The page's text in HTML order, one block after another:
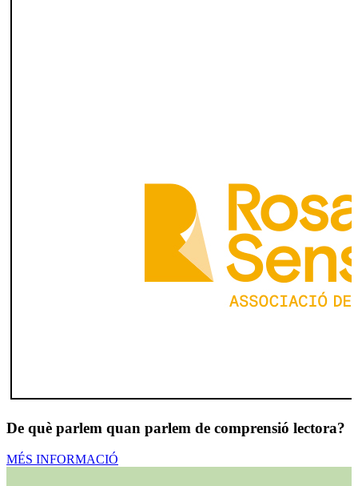
De què parlem quan parlem de comprensió lectora?
MÉS INFORMACIÓ